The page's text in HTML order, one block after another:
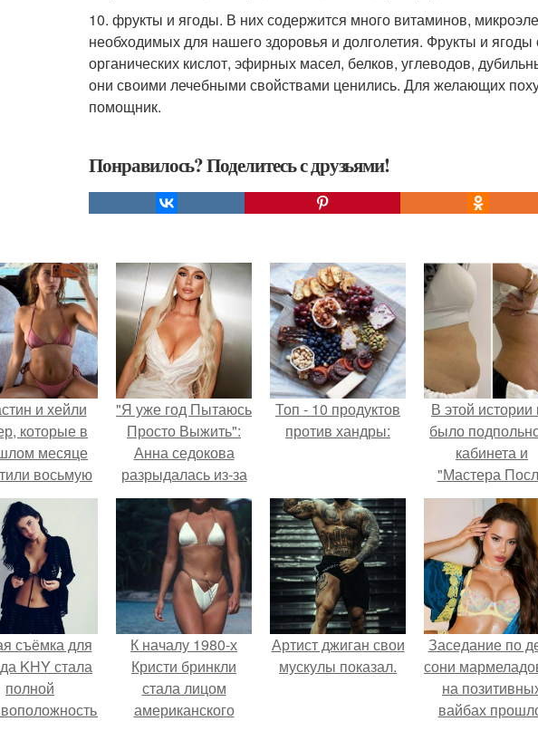
10. фрукты и ягоды. В них содержится много витаминов,
необходимых для нашего здоровья и долголетия. Фрукты и ягоды
органических кислот, эфирных масел, белков, углеводов,
они своими лечебными свойствами ценились. Для желающих
помощник.
Понравилось? Поделитесь с друзьями!
и хейли
которые в
месяце
восьмую
показали
фото с
отдыха.
"Я уже год Пытаюсь
Просто Выжить":
Анна седокова
разрыдалась из-за
жесткой травли и
проклятий в сети.
Топ - 10 продуктов
против хандры:
В этой истории
было
кабинета и
"Мастера
Курсов".
съёмка для
KHY стала
полной
К началу 1980-х
Кристи бринкли
стала лицом
американского
Артист джиган свои
мускулы показал.
Заседание по
сони
на
вайбах